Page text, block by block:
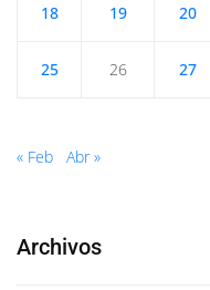
18 19 20
25 26 27
« Feb Abr »
Archivos